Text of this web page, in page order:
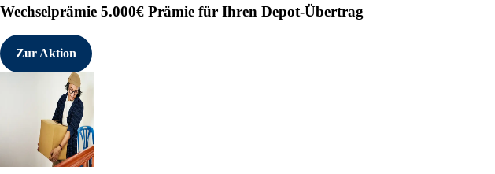
                   Deutschland
   E-Mail:         investor-relations@par-tec.com
Wechselprämie 5.000€ Prämie für Ihren Depot-Übertrag
Zur Aktion